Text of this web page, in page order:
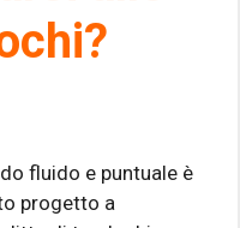
fluido e puntuale è
progetto a